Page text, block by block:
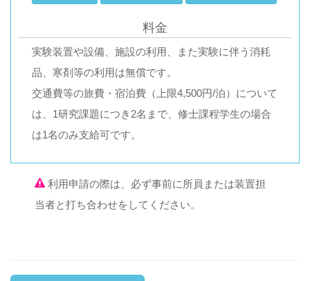
料金
実験装置や設備、施設の利用、また実験に伴う消耗
品、寒剤等の利用は無償です。
交通費等の旅費・宿泊費（上限4,500円/泊）について
は、1研究課題につき2名まで、修士課程学生の場合
は1名のみ支給可です。
利用申請の際は、必ず事前に所員または装置担
当者と打ち合わせをしてください。